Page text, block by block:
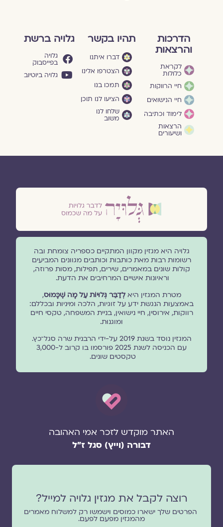
הדרכות
והרצאות
לקראת
כלולות
חיי הרווקות
חיי הנישואים
לימוד וכתיבה
הרצאות
ושיעורים
תהיו בקשר
דברו איתנו
הצטרפו אלינו
תמכו בנו
הציעו לנו תוכן
שלחו לנו
משוב
גלויה ברשת
גלויה
בפייסבוק
גלויה ביוטיוב
גלויה היא מגזין מקוון המתקיים כספריה צומחת ובה
רשומות רבות מאת כותבות וכותבים מגוונים המביעים
קולות שונים במאמרים, שירים, תפילות, מסות פרוזה,
וראיונות אישיים המרחיבים את הדעת.
מטרת המגזין היאלְדַבֵּר גְּלוּיוֹת עַל מָה שֶׁכָּמוּס,
באמצעות הנגשת ידע על זוגיות, הלכה ומיניות ובכללם:
רווקות, אירוסין, חיי נישואין, בניית המשפחה, טקסי חיים
ומוגנוּת.
המגזין נוסד בשנת 2019 על-ידי הרבנית שרה סגל־כץ.
עם הכניסה לשנת 2025 פורסמו בו קרוב ל-3,000
טקסטים שונים.
האתר מוקדש לזכר אמי האהובה
דבורה (וייץ) סגל ז"ל
רוצה לקבל את מגזין גלויה למייל?
הפרטים שלך ישארו כמוסים וישמשו רק למשלוח מאמרים
מהמגזין מפעם לפעם.